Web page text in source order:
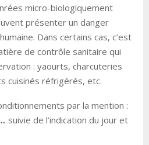
micro-biologiquement
présenter un danger
Dans certains cas, c’est
de contrôle sanitaire qui
: yaourts, charcuteries
cuisinés réfrigérés, etc.
par la mention :
suivie de l’indication du jour et